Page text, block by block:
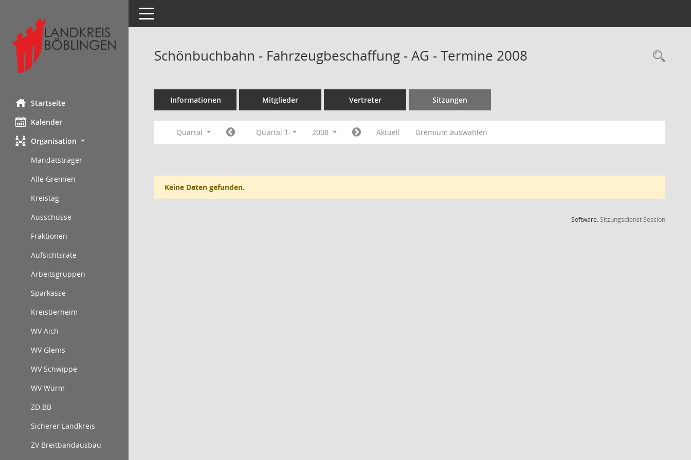
Startseite
Kalender
Organisation
Mandatsträger
Alle Gremien
Kreistag
Ausschüsse
Fraktionen
Aufsichtsräte
Arbeitsgruppen
Sparkasse
Kreistierheim
WV Aich
WV Glems
WV Schwippe
WV Würm
ZD.BB
Sicherer Landkreis
ZV Breitbandausbau
Toggle navigation
Schönbuchbahn - Fahrzeugbeschaffung - AG - Termine 2008
Informationen Mitglieder Vertreter Sitzungen
Quartal Quartal 1 2008 Aktuell Gremium auswählen
Keine Daten gefunden.
Software:SitzungsdienstSession(Wird in